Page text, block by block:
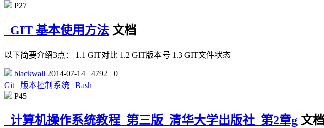
P27
GIT 基本使用方法 文档
以下简要介绍3点： 1.1 GIT对比 1.2 GIT版本号 1.3 GIT文件状态
blackwall 2014-07-14 4792
0
Git
版本控制系统
Bash
P45
计算机操作系统教程_第三版_清华大学出版社_第2章g 文档